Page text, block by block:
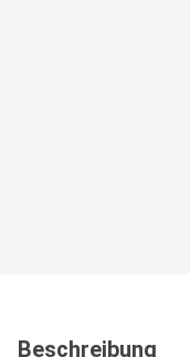
Beschreibung